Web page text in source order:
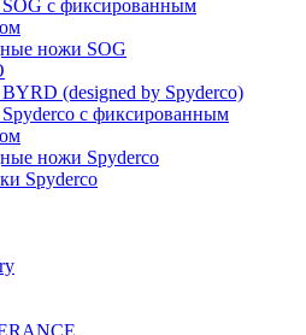
с фиксированным
ножи SOG
(designed by Spyderco)
c фиксированным
ножи Spyderco
Spyderco